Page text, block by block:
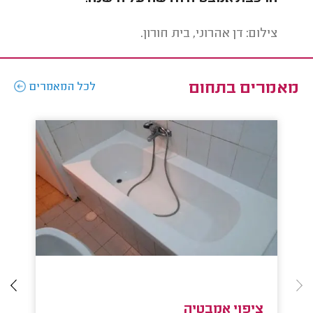
צילום: דן אהרוני, בית חורון.
מאמרים בתחום לכל המאמרים
ציפוי אמבטיה